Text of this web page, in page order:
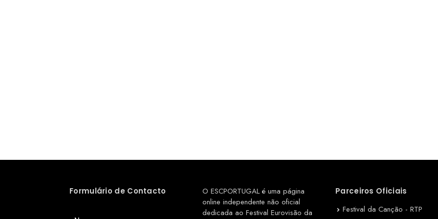
Formulário de Contacto
O ESCPORTUGAL é uma página
online independente não oficial
dedicada ao Festival Eurovisão da
Parceiros Oficiais
Festival da Canção - RTP